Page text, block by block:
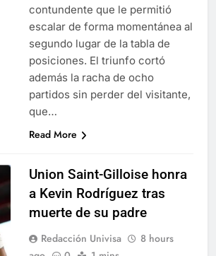
contundente que le permitió
escalar de forma momentánea al
segundo lugar de la tabla de
posiciones. El triunfo cortó
además la racha de ocho
partidos sin perder del visitante,
que…
Read More
Union Saint-Gilloise honra
a Kevin Rodríguez tras
muerte de su padre
Redacción Univisa
8 hours